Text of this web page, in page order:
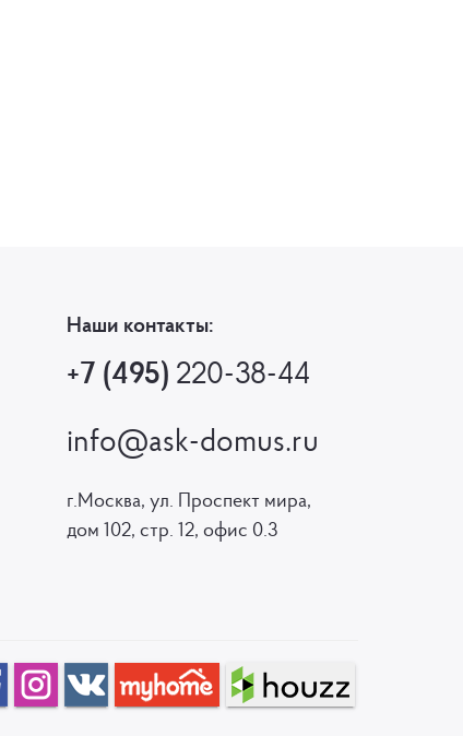
Наши контакты:
+7 (495) 220-38-44
info@ask-domus.ru
г.Москва, ул. Проспект мира,
дом 102, стр. 12, офис 0.3